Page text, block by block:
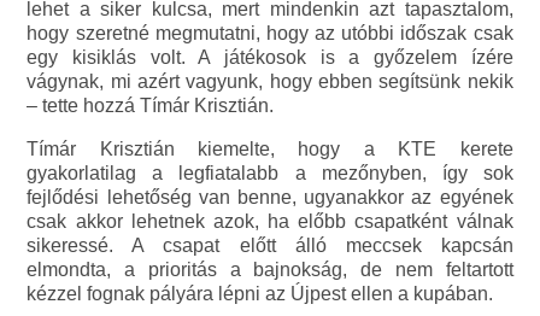
lehet a siker kulcsa, mert mindenkin azt tapasztalom,
hogy szeretné megmutatni, hogy az utóbbi időszak csak
egy kisiklás volt. A játékosok is a győzelem ízére
vágynak, mi azért vagyunk, hogy ebben segítsünk nekik
– tette hozzá Tímár Krisztián.
Tímár Krisztián kiemelte, hogy a KTE kerete
gyakorlatilag a legfiatalabb a mezőnyben, így sok
fejlődési lehetőség van benne, ugyanakkor az egyének
csak akkor lehetnek azok, ha előbb csapatként válnak
sikeressé. A csapat előtt álló meccsek kapcsán
elmondta, a prioritás a bajnokság, de nem feltartott
kézzel fognak pályára lépni az Újpest ellen a kupában.